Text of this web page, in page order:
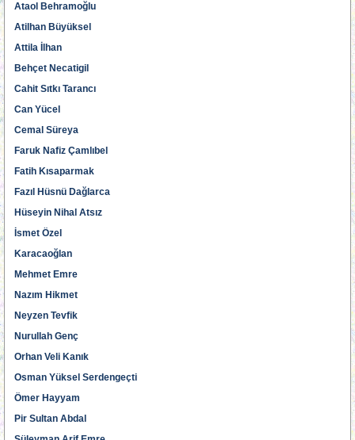
Ataol Behramoğlu
Atilhan Büyüksel
Attila İlhan
Behçet Necatigil
Cahit Sıtkı Tarancı
Can Yücel
Cemal Süreya
Faruk Nafiz Çamlıbel
Fatih Kısaparmak
Fazıl Hüsnü Dağlarca
Hüseyin Nihal Atsız
İsmet Özel
Karacaoğlan
Mehmet Emre
Nazım Hikmet
Neyzen Tevfik
Nurullah Genç
Orhan Veli Kanık
Osman Yüksel Serdengeçti
Ömer Hayyam
Pir Sultan Abdal